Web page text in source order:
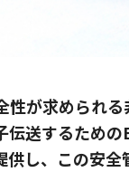
が求められる
送するため
し、この安